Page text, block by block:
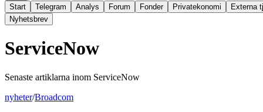
Start Telegram Analys Forum Fonder Privatekonomi
Externa
Nyhetsbrev
ServiceNow
Senaste artiklarna inom ServiceNow
nyheter/Broadcom